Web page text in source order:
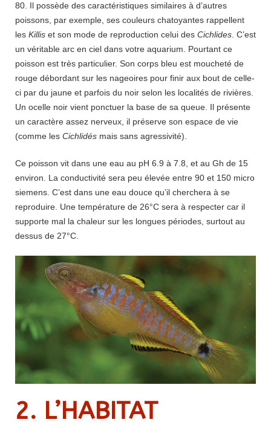
80. Il possède des caractéristiques similaires à d’autres
poissons, par exemple, ses couleurs chatoyantes rappellent
les Killis et son mode de reproduction celui des Cichlides . C’est
un véritable arc en ciel dans votre aquarium. Pourtant ce
poisson est très particulier. Son corps bleu est moucheté de
rouge débordant sur les nageoires pour finir aux bout de celle-
ci par du jaune et parfois du noir selon les localités de rivières.
Un ocelle noir vient ponctuer la base de sa queue. Il présente
un caractère assez nerveux, il préserve son espace de vie
(comme les Cichlidés mais sans agressivité).
Ce poisson vit dans une eau au pH 6.9 à 7.8, et au Gh de 15
environ. La conductivité sera peu élevée entre 90 et 150 micro
siemens. C’est dans une eau douce qu’il cherchera à se
reproduire. Une température de 26°C sera à respecter car il
supporte mal la chaleur sur les longues périodes, surtout au
dessus de 27°C.
2. L’HABITAT